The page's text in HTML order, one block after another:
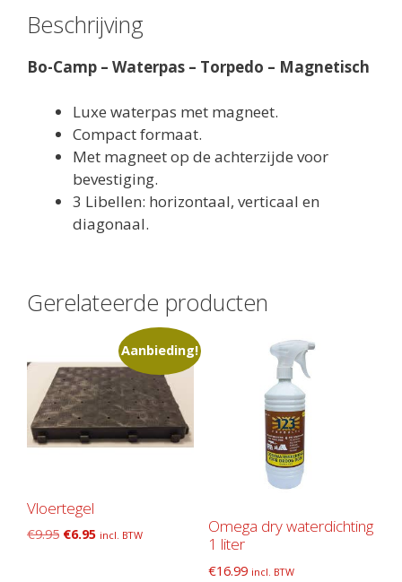
Beschrijving
Bo-Camp – Waterpas – Torpedo – Magnetisch
Luxe waterpas met magneet.
Compact formaat.
Met magneet op de achterzijde voor
bevestiging.
3 Libellen: horizontaal, verticaal en
diagonaal.
Gerelateerde producten
Aanbieding!
Vloertegel
€9.95 Oorspronkelijke
€6.95Huidige
incl. BTW
Omega dry waterdichting
1 liter
€16.99 incl. BTW